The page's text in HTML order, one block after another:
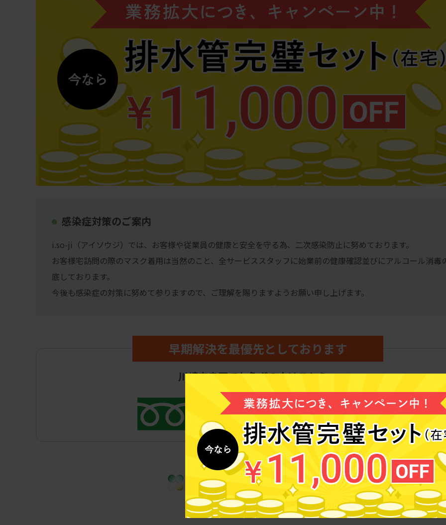
感染症対策のご案内
i.so-ji（アイソウジ）では、お客様や従業員の健康と安全を守る為、二次感染防止に努めております。
お客様宅訪問の際のマスク着用は当然のこと、全サービススタッフに始業前の健康確認並びにアルコール消毒
底しております。
今後も感染症の対策に努めて参りますので、ご理解を賜りますようお願い申し上げます。
早期解決を最優先としております
川崎市幸区でお急ぎの方はこちらへ
最優先でつながる専用ダイヤル
0120-910-132
こんな症状出ていませんか？